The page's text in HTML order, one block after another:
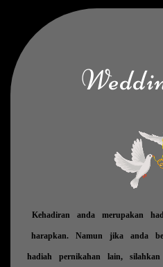
Kehadiran anda merupakan
harapkan. Namun jika anda
hadiah pernikahan lain,